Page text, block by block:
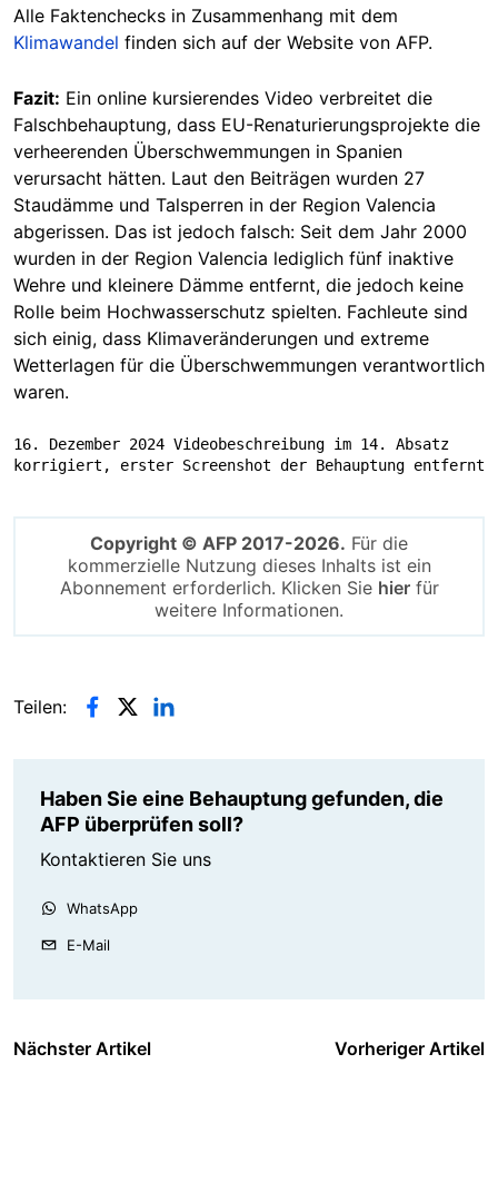
Alle Faktenchecks in Zusammenhang mit dem
Klimawandel finden sich auf der Website von AFP.
Fazit: Ein online kursierendes Video verbreitet die
Falschbehauptung, dass EU-Renaturierungsprojekte die
verheerenden Überschwemmungen in Spanien
verursacht hätten. Laut den Beiträgen wurden 27
Staudämme und Talsperren in der Region Valencia
abgerissen. Das ist jedoch falsch: Seit dem Jahr 2000
wurden in der Region Valencia lediglich fünf inaktive
Wehre und kleinere Dämme entfernt, die jedoch keine
Rolle beim Hochwasserschutz spielten. Fachleute sind
sich einig, dass Klimaveränderungen und extreme
Wetterlagen für die Überschwemmungen verantwortlich
waren.
16. Dezember 2024 Videobeschreibung im 14. Absatz
korrigiert, erster Screenshot der Behauptung entfernt
Copyright © AFP 2017-2026. Für die
kommerzielle Nutzung dieses Inhalts ist ein
Abonnement erforderlich. Klicken Sie hierfür
weitere Informationen.
Teilen:
Haben Sie eine Behauptung gefunden, die
AFP überprüfen soll?
Kontaktieren Sie uns
WhatsApp
E-Mail
Nächster Artikel Vorheriger Artikel